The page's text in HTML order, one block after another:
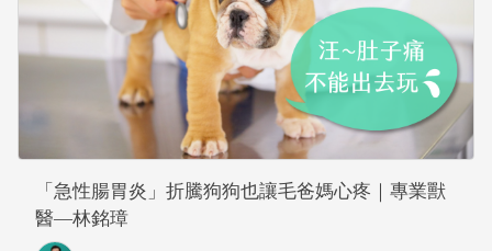
「急性腸胃炎」折騰狗狗也讓毛爸媽心疼｜專業獸
醫—林銘璋